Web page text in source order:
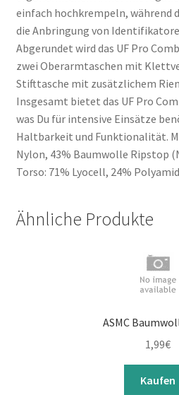
einfach hochkrempeln, während
die Anbringung von
Abgerundet wird das UF Pro
zwei Oberarmtaschen mit
Stifttasche mit zusätzlichem
Insgesamt bietet das UF Pro
was Du für intensive Einsätze
Haltbarkeit und Funktionalität.
Nylon, 43% Baumwolle Ripstop
Torso: 71% Lyocell, 24%
Ähnliche Produkte
ASMC
1,99€
Kaufen